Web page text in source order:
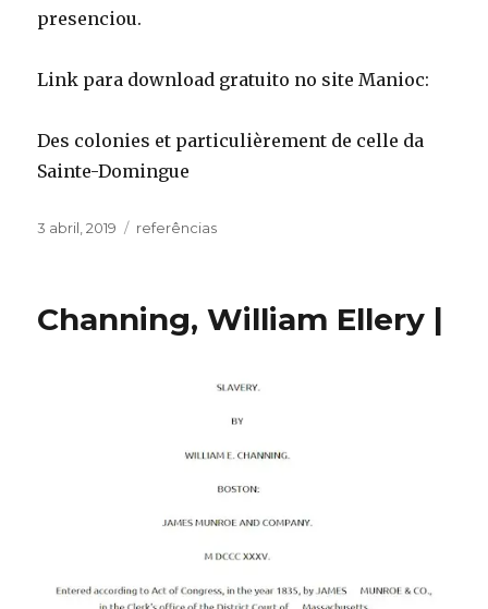
presenciou.
Link para download gratuito no site Manioc:
Des colonies et particulièrement de celle da
Sainte-Domingue
Publicado
3 abril, 2019 Categorias
referências
Channing, William Ellery |